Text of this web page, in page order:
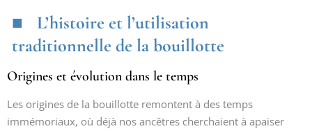
L’histoire et l’utilisation
traditionnelle de la bouillotte
Origines et évolution dans le temps
Les origines de la bouillotte remontent à des temps
immémoriaux, où déjà nos ancêtres cherchaient à apaiser